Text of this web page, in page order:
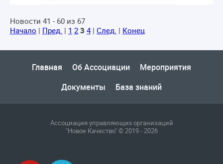
Новости 41 - 60 из 67
Начало | Пред. | 1 2 3 4| След. | Конец
Главная Об Ассоциации
Мероприятия
Документы
База знаний
Ассоциация управляющих организаций
"Новое Качество" © 2019 - 2026